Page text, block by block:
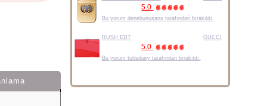
5.0
Bu yorum denebunusans tarafından bırakıldı.
RUSH EDT GUCCI
5.0
Bu yorum tutisdiary tarafından bırakıldı.